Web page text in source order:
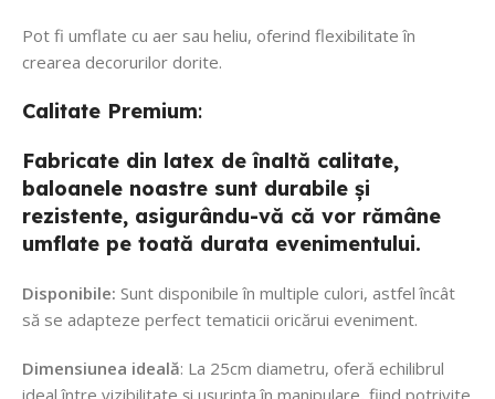
Pot fi umflate cu aer sau heliu, oferind flexibilitate în
crearea decorurilor dorite.
Calitate Premium:
Fabricate din latex de înaltă calitate,
baloanele noastre sunt durabile și
rezistente, asigurându-vă că vor rămâne
umflate pe toată durata evenimentului.
Disponibile: Sunt disponibile în multiple culori, astfel încât
să se adapteze perfect tematicii oricărui eveniment.
Dimensiunea ideală: La 25cm diametru, oferă echilibrul
ideal între vizibilitate și ușurința în manipulare, fiind potrivite